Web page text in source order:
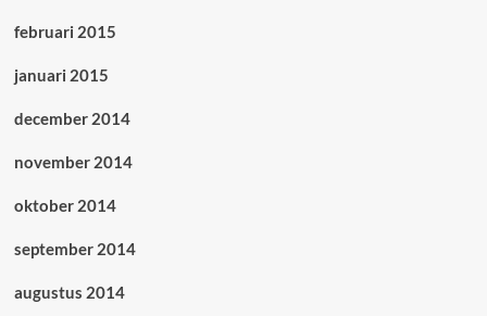
februari 2015
januari 2015
december 2014
november 2014
oktober 2014
september 2014
augustus 2014